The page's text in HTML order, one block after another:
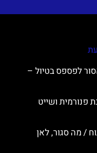
לפספס בטיול –
פנורמית ושייט
/ מה סגור, לאן